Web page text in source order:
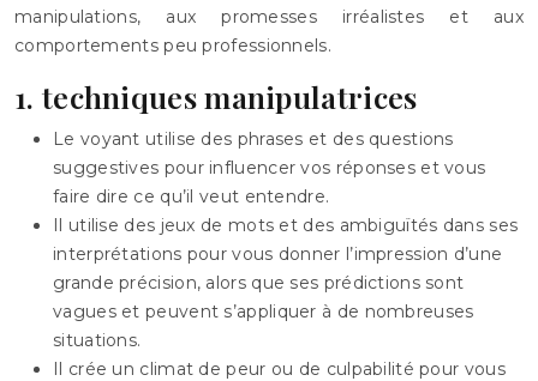
manipulations, aux promesses irréalistes et aux
comportements peu professionnels.
1. techniques manipulatrices
Le voyant utilise des phrases et des questions
suggestives pour influencer vos réponses et vous
faire dire ce qu’il veut entendre.
Il utilise des jeux de mots et des ambiguïtés dans ses
interprétations pour vous donner l’impression d’une
grande précision, alors que ses prédictions sont
vagues et peuvent s’appliquer à de nombreuses
situations.
Il crée un climat de peur ou de culpabilité pour vous